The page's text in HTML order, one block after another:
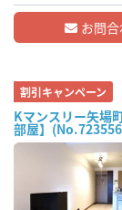
お問
割引キャンペーン
Kマンスリー矢場
部屋】